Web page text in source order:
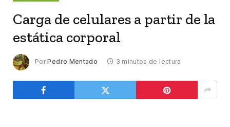
Carga de celulares a partir de la
estática corporal
Por Pedro Mentado 3 minutos de lectura